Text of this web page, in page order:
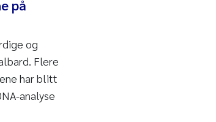
på
og
Flere
har blitt
analyse